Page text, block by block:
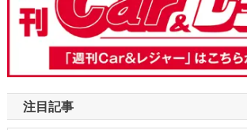
注目記事